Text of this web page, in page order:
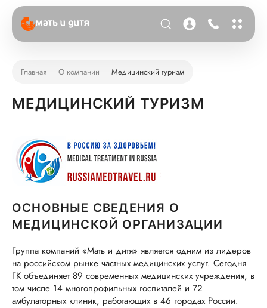
Главная О компании Медицинский туризм
МЕДИЦИНСКИЙ ТУРИЗМ
ОСНОВНЫЕ СВЕДЕНИЯ О
МЕДИЦИНСКОЙ ОРГАНИЗАЦИИ
Группа компаний «Мать и дитя» является одним из лидеров
на российском рынке частных медицинских услуг. Сегодня
ГК объединяет 89 современных медицинских учреждения, в
том числе 14 многопрофильных госпиталей и 72
амбулаторных клиник, работающих в 46 городах России.